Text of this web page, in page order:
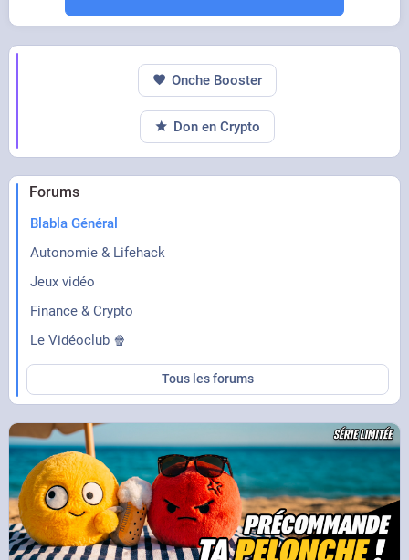
Forums
Blabla Général
Autonomie & Lifehack
Jeux vidéo
Finance & Crypto
Le Vidéoclub 🍿
Tous les forums
Onche Booster
Don en Crypto